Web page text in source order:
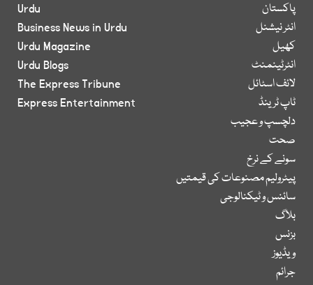
پاکستان
انٹر نیشنل
کھیل
انٹرٹینمنٹ
لائف اسٹائل
ٹاپ ٹرینڈ
دلچسپ و عجیب
صحت
سونے کے نرخ
پیٹرولیم مصنوعات کی قیمتیں
سائنس و ٹیکنالوجی
بلاگ
بزنس
ویڈیوز
جرائم
Urdu
Business News in Urdu
Urdu Magazine
Urdu Blogs
The Express Tribune
Express Entertainment